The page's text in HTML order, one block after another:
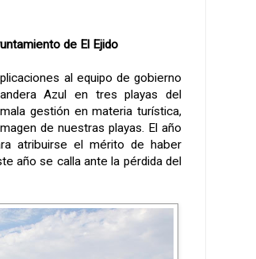
de El Ejido
al equipo de gobierno
Azul en tres playas del
gestión en materia turística,
de nuestras playas. El año
atribuirse el mérito de haber
año se calla ante la pérdida del